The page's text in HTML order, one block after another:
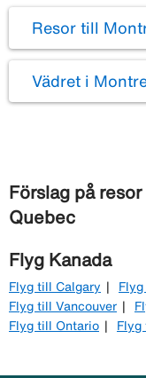
Resor till
Vädret i
Förslag på
Quebec
Flyg Kanada
Flyg till Calgary
Flyg till Vancouver
Flyg till Ontario
Flyg